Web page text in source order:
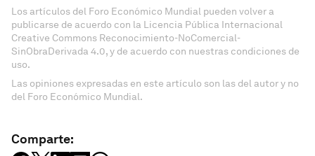
Los artículos del Foro Económico Mundial pueden volver a
publicarse de acuerdo con la Licencia Pública Internacional
Creative Commons Reconocimiento-NoComercial-
SinObraDerivada 4.0, y de acuerdo con nuestras condiciones de
uso.
Las opiniones expresadas en este artículo son las del autor y no
del Foro Económico Mundial.
Comparte: